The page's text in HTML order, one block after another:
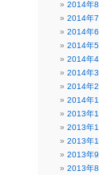
2014年8
2014年7
2014年6
2014年5
2014年4
2014年3
2014年2
2014年1
2013年
2013年
2013年
2013年9
2013年8